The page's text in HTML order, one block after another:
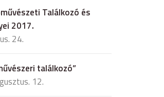
Találkozó és
2017.
24.
találkozó”
12.